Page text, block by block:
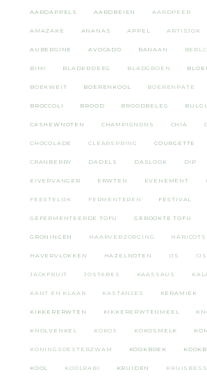
AARDAPPELS AARDBEIEN AARDPEER
AMAZAKE ANANAS APPEL ARTISJOK
AUBERGINE AVOCADO BANAAN
BIMI BLADERDEEG BLADGROEN
BOEKWEIT BOERENKOOL BOERENPATE
BROCCOLI BROOD BROODBELEG
CASHEWNOTEN CHAMPIGNONS CHIA
CHOCOLADE CLEARSPRING COURGETTE
CRANBERRY DADELS DASLOOK DIP
EIVERVANGER ERWTEN EVENEMENT
FEESTELIJK FERMENTEREN FESTIVAL
GEFERMENTEERDE TOFU GEROOKTE TOFU
GRONINGEN HAARVERZORGING
HAVERVLOKKEN HAZELNOTEN IJS
JACKFRUIT JOSTABES KAASSAUS
KANT EN KLAAR KASTANJES KERAMIEK
KIKKERERWTEN KIKKERERWTENMEEL
KNOLVENKEL KOKOS KOKOSMELK
KONINGSOESTERZWAM KOOKBOEK
KOOL KOOLRABI KRUIDEN